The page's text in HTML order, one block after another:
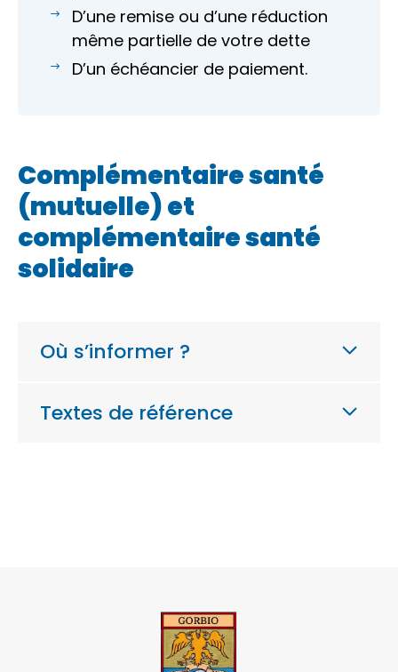
D’une remise ou d’une réduction
même partielle de votre dette
D’un échéancier de paiement.
Complémentaire santé
(mutuelle) et
complémentaire santé
solidaire
Où s’informer ?
Textes de référence